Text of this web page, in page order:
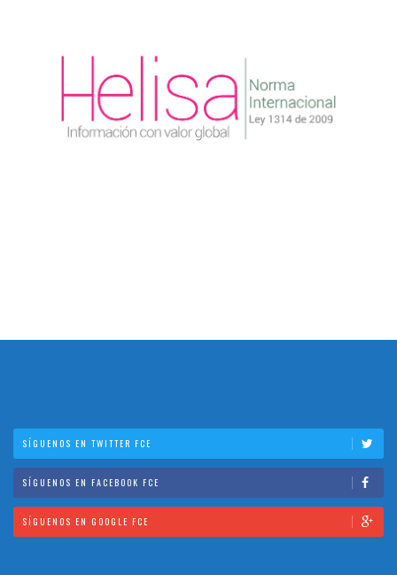
SÍGUENOS EN TWITTER FCE
SÍGUENOS EN FACEBOOK FCE
SÍGUENOS EN GOOGLE FCE